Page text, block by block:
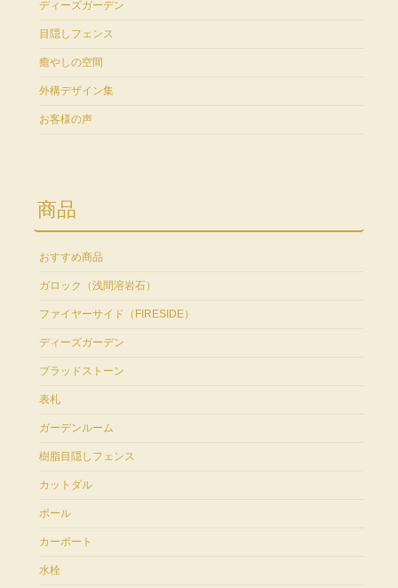
ディーズガーデン
目隠しフェンス
癒やしの空間
外構デザイン集
お客様の声
商品
おすすめ商品
ガロック（浅間溶岩石）
ファイヤーサイド（FIRESIDE）
ディーズガーデン
ブラッドストーン
表札
ガーデンルーム
樹脂目隠しフェンス
カットダル
ポール
カーポート
水栓